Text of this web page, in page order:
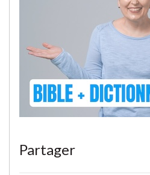
Partager